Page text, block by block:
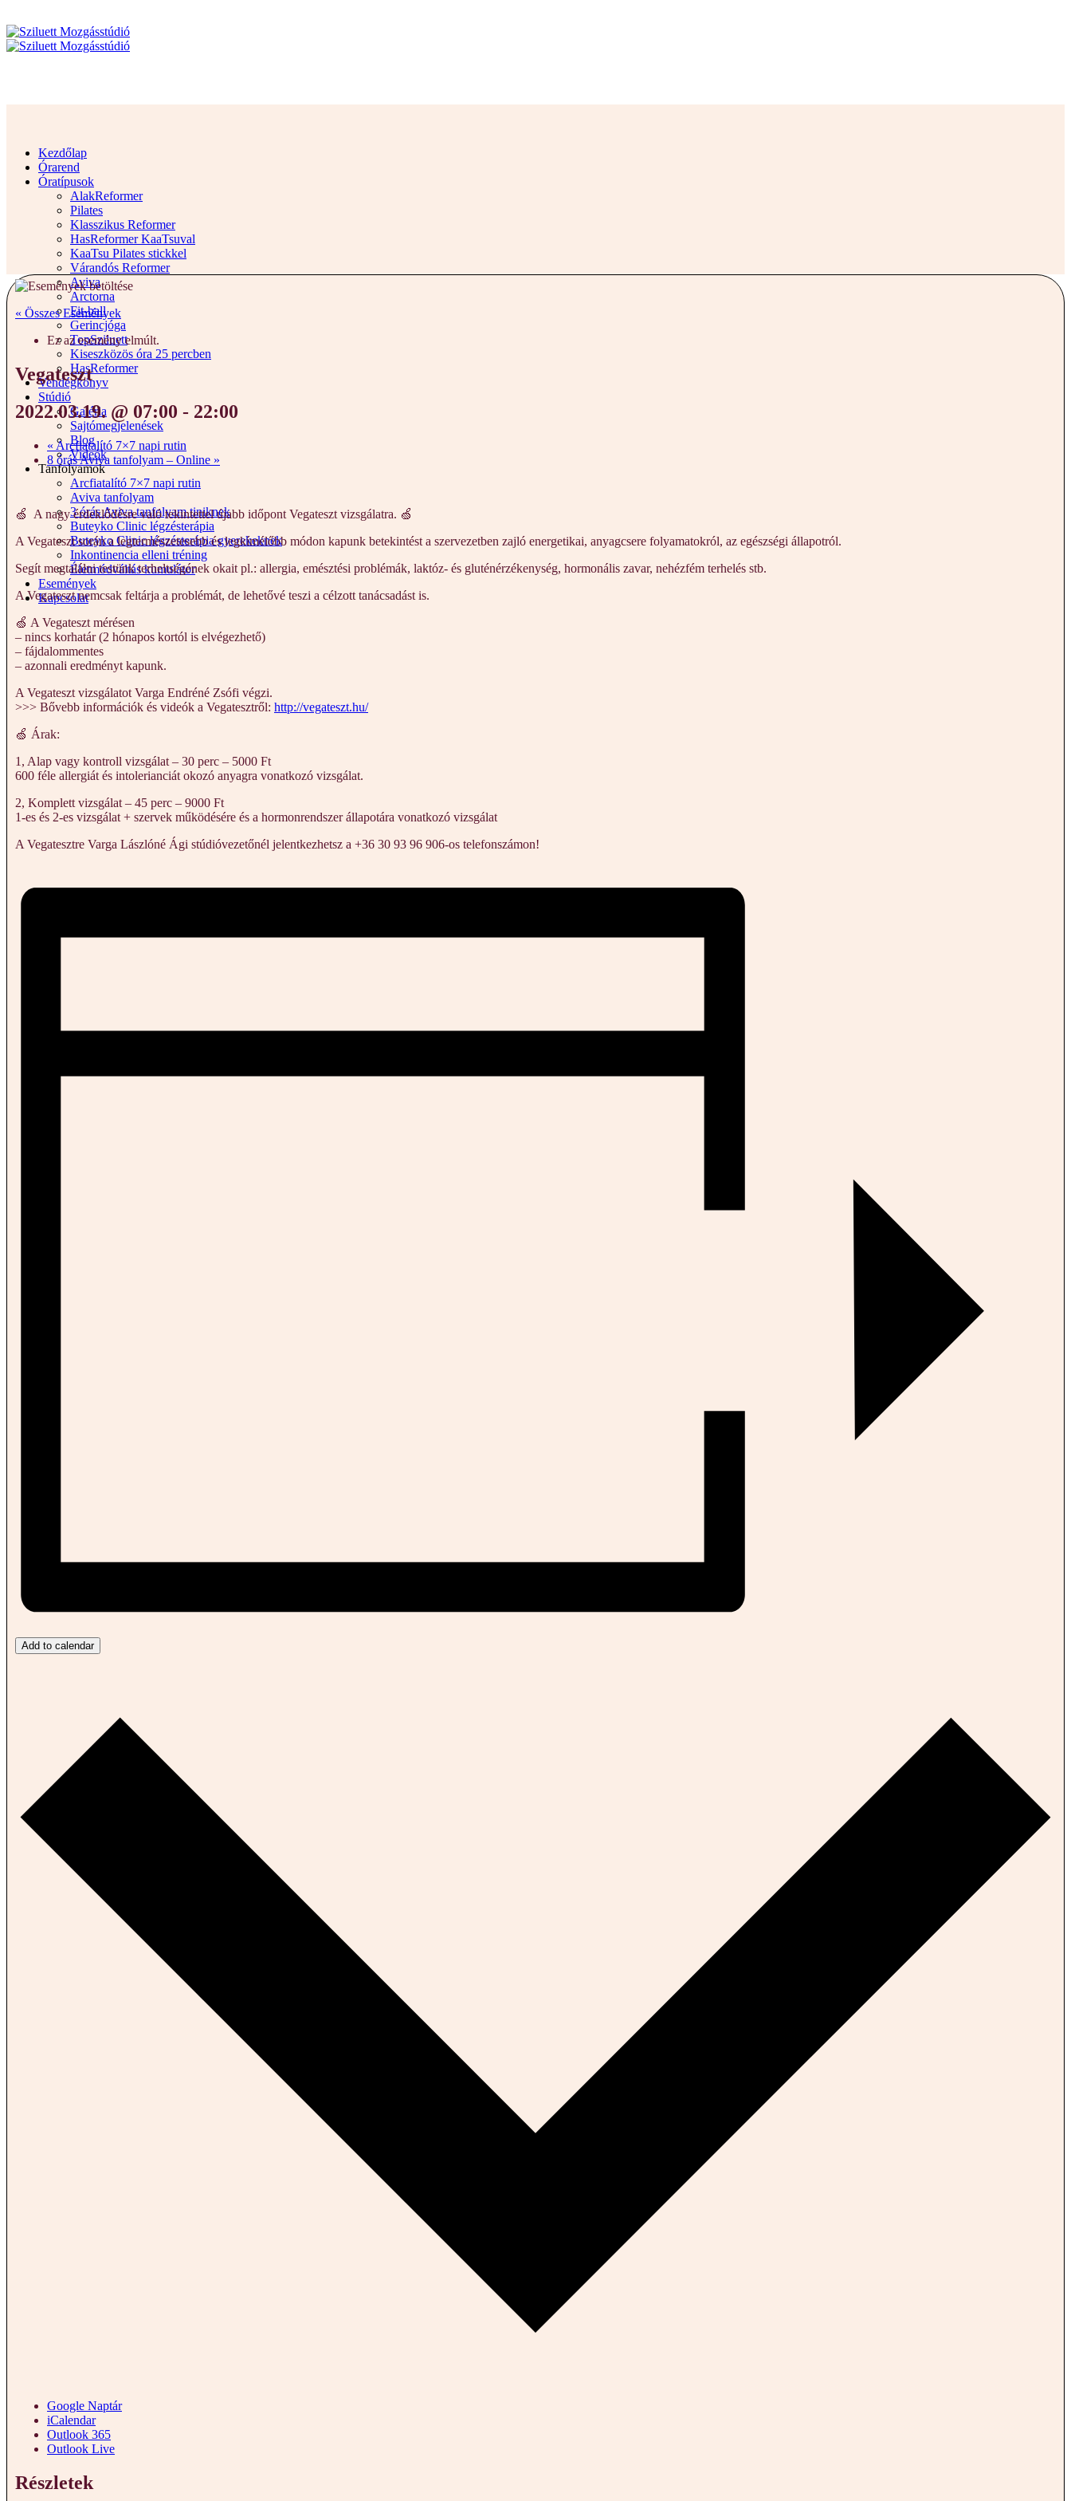
Kezdőlap
Órarend
Óratípusok
AlakReformer
Pilates
Klasszikus Reformer
HasReformer KaaTsuval
KaaTsu Pilates stickkel
Várandós Reformer
Aviva
Arctorna
Fit-ball
Gerincjóga
TopSziluett
Kiseszközös óra 25 percben
HasReformer
Vendégkönyv
Stúdió
Galéria
Sajtómegjelenések
Blog
Videók
Tanfolyamok
Arcfiatalító 7×7 napi rutin
Aviva tanfolyam
3 órás Aviva tanfolyam tiniknek
Buteyko Clinic légzésterápia
Buteyko Clinic légzésterápia gyerekeknek
Inkontinencia elleni tréning
Életmódváltás kumulátor
Események
Kapcsolat
« Összes Események
Ez az esemény elmúlt.
Vegateszt
2022.03.19. @ 07:00 - 22:00
« Arcfiatalító 7×7 napi rutin
8 órás Aviva tanfolyam – Online »
🍏 A nagy érdeklődésre való tekintettel újabb időpont Vegateszt vizsgálatra. 🍏
A Vegateszt során a legtermészetesebb és legkímélőbb módon kapunk betekintést a szervezetben zajló energetikai, anyagcsere folyamatokról, az egészségi állapotról.
Segít megtalálni testünk terheltségének okait pl.: allergia, emésztési problémák, laktóz- és gluténérzékenység, hormonális zavar, nehézfém terhelés stb.
A Vegateszt nemcsak feltárja a problémát, de lehetővé teszi a célzott tanácsadást is.
🍏 A Vegateszt mérésen
– nincs korhatár (2 hónapos kortól is elvégezhető)
– fájdalommentes
– azonnali eredményt kapunk.
A Vegateszt vizsgálatot Varga Endréné Zsófi végzi.
>>> Bővebb információk és videók a Vegatesztről: http://vegateszt.hu/
🍏 Árak:
1, Alap vagy kontroll vizsgálat – 30 perc – 5000 Ft
600 féle allergiát és intolerianciát okozó anyagra vonatkozó vizsgálat.
2, Komplett vizsgálat – 45 perc – 9000 Ft
1-es és 2-es vizsgálat + szervek működésére és a hormonrendszer állapotára vonatkozó vizsgálat
A Vegatesztre Varga Lászlóné Ági stúdióvezetőnél jelentkezhetsz a +36 30 93 96 906-os telefonszámon!
Add to calendar
Google Naptár
iCalendar
Outlook 365
Outlook Live
Részletek